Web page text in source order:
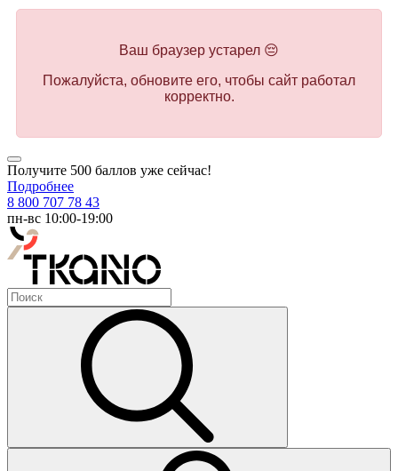
Ваш браузер устарел 😔
Пожалуйста, обновите его, чтобы сайт работал
корректно.
Получите 500 баллов уже сейчас!
Подробнее
8 800 707 78 43
пн-вс 10:00-19:00